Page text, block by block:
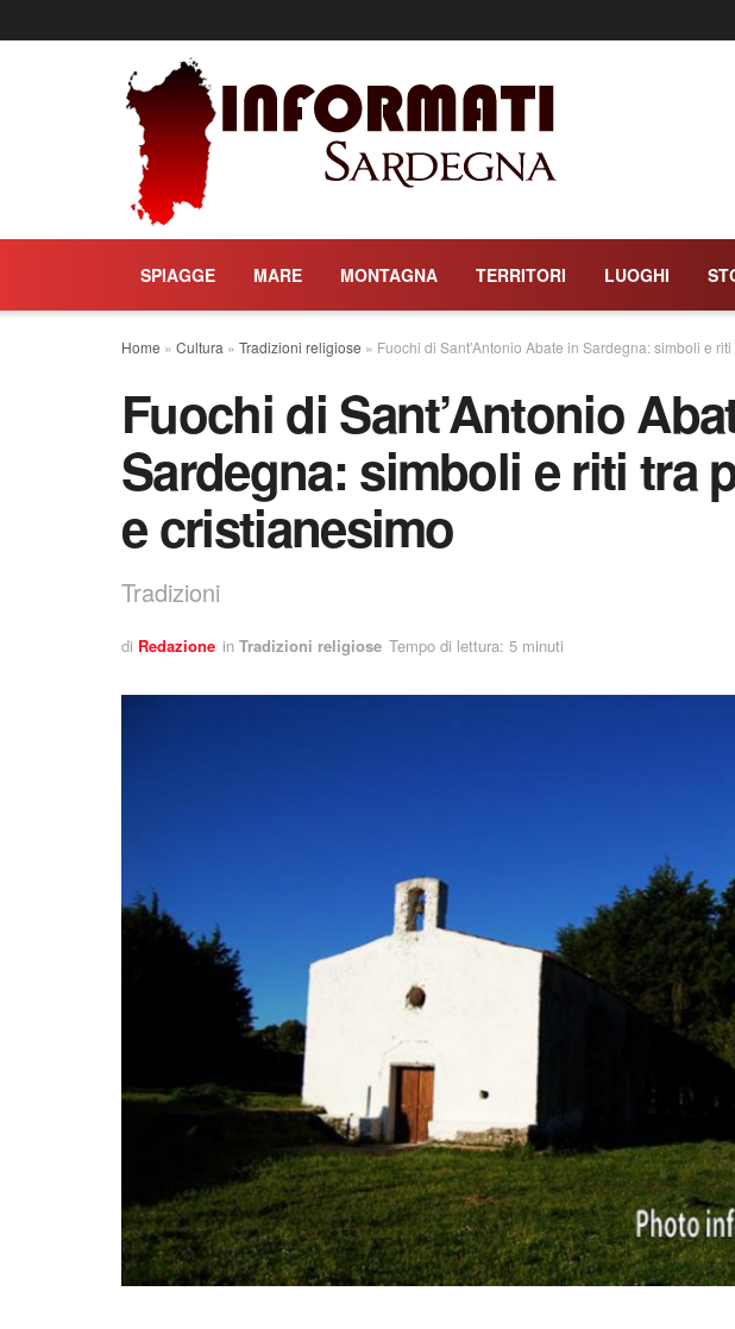
SPIAGGE MARE MONTAGNA TERRITORI LUOGHI
Home » Cultura » Tradizioni religiose » Fuochi di Sant’Antonio Abate in Sardegna: simboli e
Fuochi di Sant’Antonio
Sardegna: simboli e riti tra
e cristianesimo
Tradizioni
di Redazione in Tradizioni religiose Tempo di lettura: 5 minuti